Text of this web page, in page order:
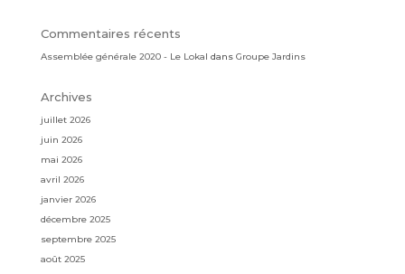
Commentaires récents
Assemblée générale 2020 - Le Lokal dans Groupe Jardins
Archives
juillet 2026
juin 2026
mai 2026
avril 2026
janvier 2026
décembre 2025
septembre 2025
août 2025